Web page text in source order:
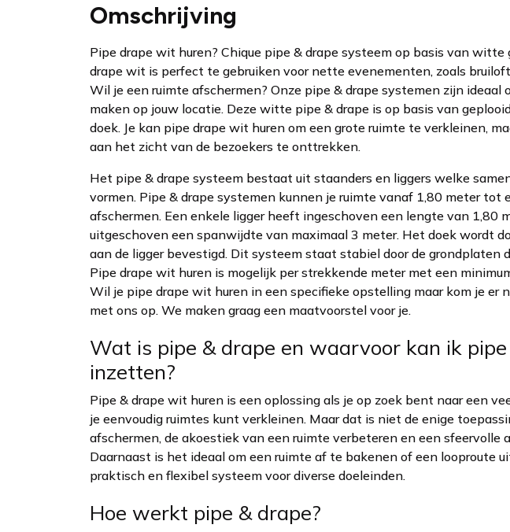
Omschrijving
Pipe drape wit huren? Chique pipe & drape systeem op basis van witte
drape wit is perfect te gebruiken voor nette evenementen, zoals
Wil je een ruimte afschermen? Onze pipe & drape systemen zijn ideaal
maken op jouw locatie. Deze witte pipe & drape is op basis van
doek. Je kan pipe drape wit huren om een grote ruimte te verkleinen,
aan het zicht van de bezoekers te onttrekken.
Het pipe & drape systeem bestaat uit staanders en liggers welke
vormen. Pipe & drape systemen kunnen je ruimte vanaf 1,80 meter tot
afschermen. Een enkele ligger heeft ingeschoven een lengte van 1,80
uitgeschoven een spanwijdte van maximaal 3 meter. Het doek wordt
aan de ligger bevestigd. Dit systeem staat stabiel door de grondplaten
Pipe drape wit huren is mogelijk per strekkende meter met een
Wil je pipe drape wit huren in een specifieke opstelling maar kom je er
met ons op. We maken graag een maatvoorstel voor je.
Wat is pipe & drape en waarvoor kan ik
inzetten?
Pipe & drape wit huren is een oplossing als je op zoek bent naar een
je eenvoudig ruimtes kunt verkleinen. Maar dat is niet de enige
afschermen, de akoestiek van een ruimte verbeteren en een sfeervolle
Daarnaast is het ideaal om een ruimte af te bakenen of een looproute
praktisch en flexibel systeem voor diverse doeleinden.
Hoe werkt pipe & drape?